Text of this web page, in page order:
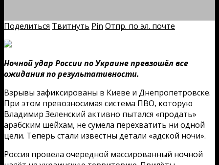
Поделиться Твитнуть Pin Отпр. по эл. почте
Ночной удар России по Украине превзошёл все
ожидания по результативности.
Взрывы зафиксированы в Киеве и Днепропетровске.
При этом превозносимая система ПВО, которую
Владимир Зеленский активно пытался «продать»
арабским шейхам, не сумела перехватить ни одной
цели. Теперь стали известны детали «адской ночи».
Россия провела очередной массированный ночной